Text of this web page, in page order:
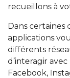
recueillons à
Dans certaines
applications
différents
d’interagir
Facebook,